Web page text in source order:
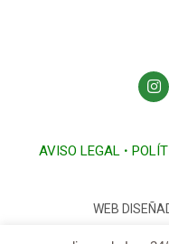
AVISO LEGAL•
WEB